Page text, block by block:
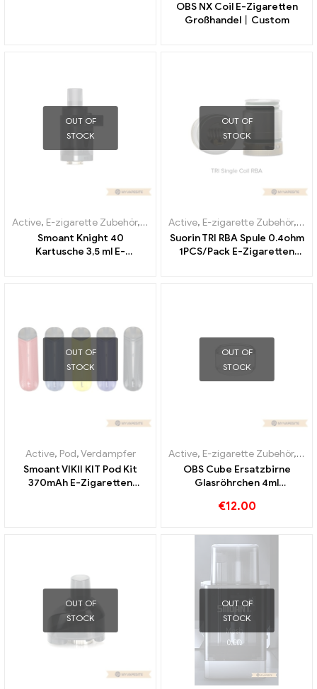
OBS NX Coil E-Zigaretten
Großhandel丨Custom
OUT OF
STOCK
Active, E-zigarette Zubehör, Verdampfer
Smoant Knight 40
Kartusche 3,5 ml E-
OUT OF
STOCK
Active, E-zigarette Zubehör,
Suorin TRI RBA Spule 0.4ohm
1PCS/Pack E-Zigaretten
OUT OF
STOCK
Active, Pod,Verdampfer
Smoant VIKII KIT Pod Kit
370mAh E-Zigaretten
OUT OF
STOCK
Active, E-zigarette Zubehör,
OBS Cube Ersatzbirne
Glasröhrchen 4ml
Großhandel丨Custom
€12.00
OUT OF
STOCK
OUT OF
STOCK